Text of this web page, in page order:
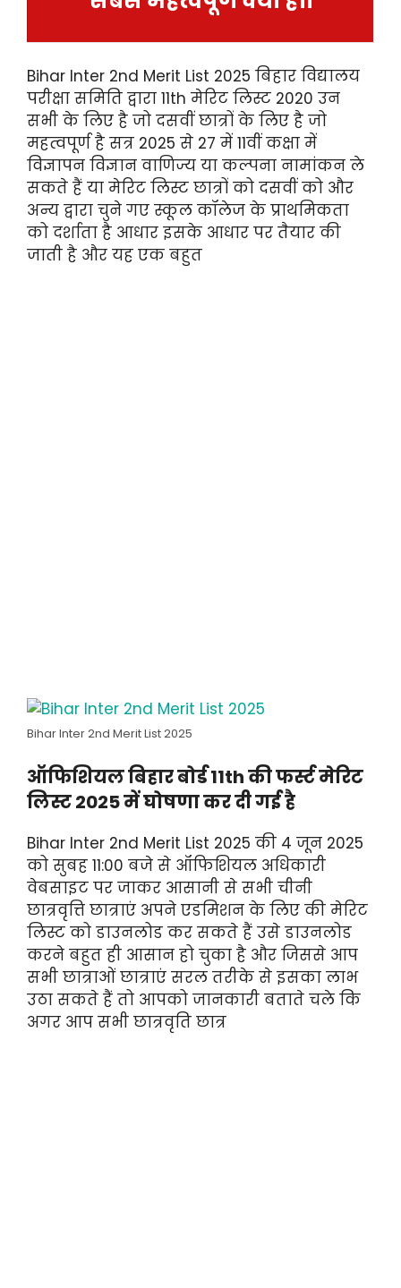
Bihar Inter 2nd Merit List 2025 बिहार विद्यालय
परीक्षा समिति द्वारा 11th मेरिट लिस्ट 2020 उन
सभी के लिए है जो दसवीं छात्रों के लिए है जो
महत्वपूर्ण है सत्र 2025 से 27 में 11वीं कक्षा में
विज्ञापन विज्ञान वाणिज्य या कल्पना नामांकन ले
सकते हैं या मेरिट लिस्ट छात्रों को दसवीं को और
अन्य द्वारा चुने गए स्कूल कॉलेज के प्राथमिकता
को दर्शाता है आधार इसके आधार पर तैयार की
जाती है और यह एक बहुत
Bihar Inter 2nd Merit List 2025
ऑफिशियल बिहार बोर्ड 11th की फर्स्ट मेरिट
लिस्ट 2025 में घोषणा कर दी गई है
Bihar Inter 2nd Merit List 2025 की 4 जून 2025
को सुबह 11:00 बजे से ऑफिशियल अधिकारी
वेबसाइट पर जाकर आसानी से सभी चीनी
छात्रवृत्ति छात्राएं अपने एडमिशन के लिए की मेरिट
लिस्ट को डाउनलोड कर सकते हैं उसे डाउनलोड
करने बहुत ही आसान हो चुका है और जिससे आप
सभी छात्राओं छात्राएं सरल तरीके से इसका लाभ
उठा सकते हैं तो आपको जानकारी बताते चले कि
अगर आप सभी छात्रवृति छात्र